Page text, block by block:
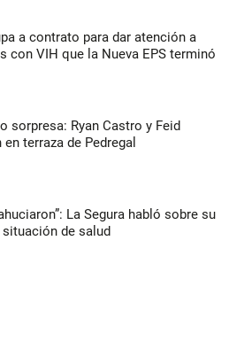
a contrato para dar atención a
con VIH que la Nueva EPS terminó
sorpresa: Ryan Castro y Feid
terraza de Pedregal
La Segura habló sobre su
de salud